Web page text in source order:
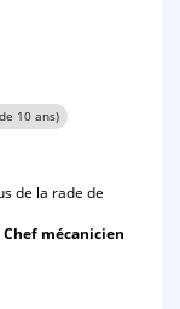
10 ans)
de la rade de
Chef mécanicien